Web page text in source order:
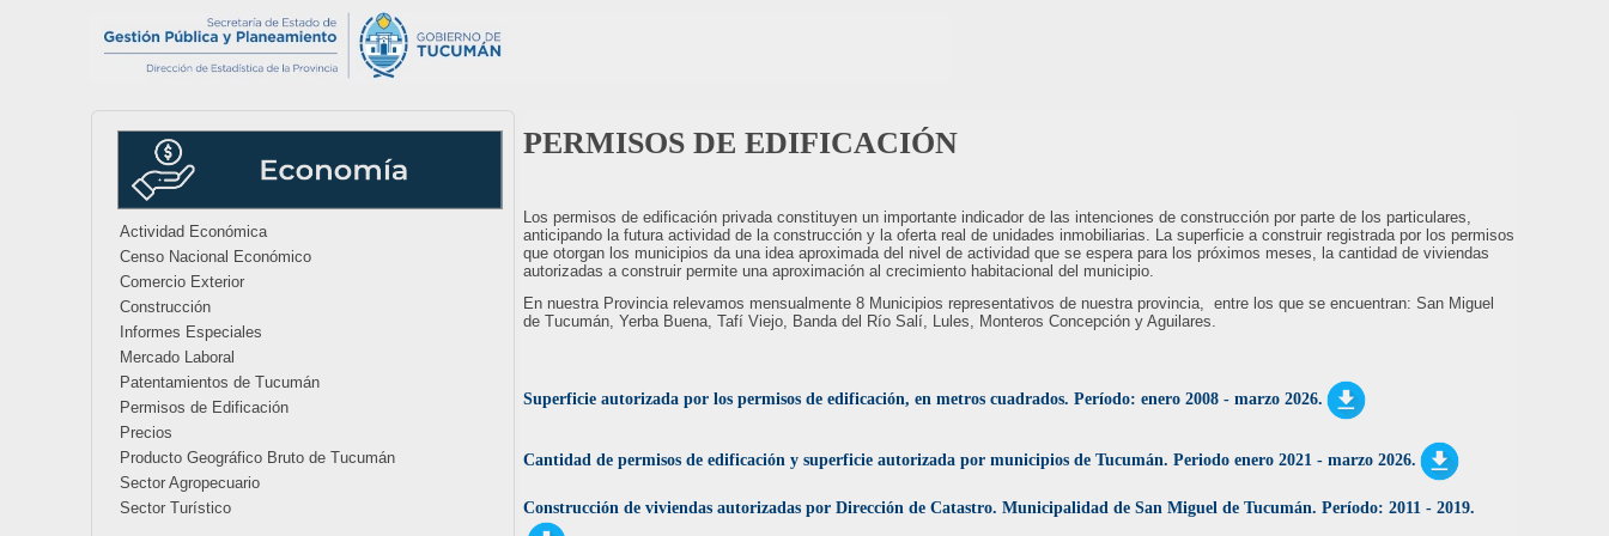
Actividad Económica
Censo Nacional Económico
Comercio Exterior
Construcción
Informes Especiales
Mercado Laboral
Patentamientos de Tucumán
Permisos de Edificación
Precios
Producto Geográfico Bruto de Tucumán
Sector Agropecuario
Sector Turístico
PERMISOS DE EDIFICACIÓN
Los permisos de edificación privada constituyen un importante indicador de las intenciones de construcción por parte de los particulares,
anticipando la futura actividad de la construcción y la oferta real de unidades inmobiliarias. La superficie a construir registrada por los permisos
que otorgan los municipios da una idea aproximada del nivel de actividad que se espera para los próximos meses, la cantidad de viviendas
autorizadas a construir permite una aproximación al crecimiento habitacional del municipio.
En nuestra Provincia relevamos mensualmente 8 Municipios representativos de nuestra provincia, entre los que se encuentran: San Miguel
de Tucumán, Yerba Buena, Tafí Viejo, Banda del Río Salí, Lules, Monteros Concepción y Aguilares.
Superficie autorizada por los permisos de edificación, en metros cuadrados. Período: enero 2008 - marzo 2026.
Cantidad de permisos de edificación y superficie autorizada por municipios de Tucumán. Periodo enero 2021 - marzo 2026.
Construcción de viviendas autorizadas por Dirección de Catastro. Municipalidad de San Miguel de Tucumán. Período: 2011 - 2019.